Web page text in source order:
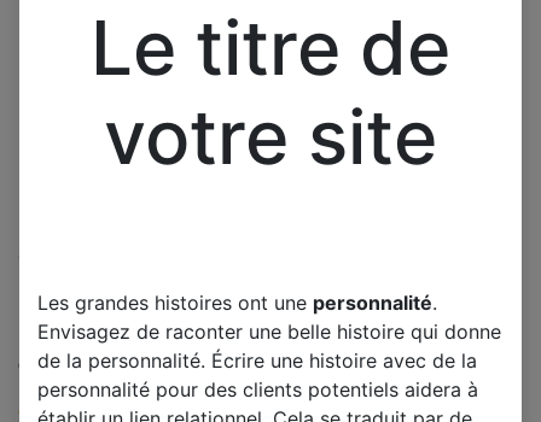
Réparation de votre carte
d'alimentation de votre
télévision
(0 avis)
Le titre de
votre site
Les grandes histoires ont une personnalité.
Envisagez de raconter une belle histoire qui donne
de la personnalité. Écrire une histoire avec de la
personnalité pour des clients potentiels aidera à